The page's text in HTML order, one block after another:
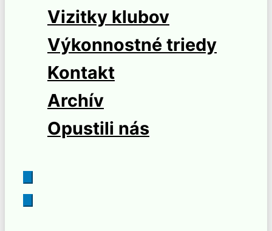
Vizitky klubov
Výkonnostné triedy
Kontakt
Archív
Opustili nás